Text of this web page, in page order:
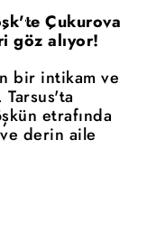
Çukurova
göz alıyor!
bir intikam ve
Tarsus'ta
etrafında
derin aile